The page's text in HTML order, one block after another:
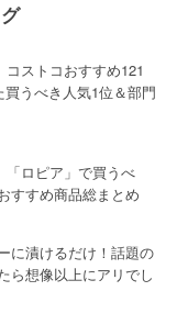
コストコおすすめ121
うべき人気1位＆部門
「ロピア」で買うべ
すすめ商品総まとめ
に漬けるだけ！話題の
ら想像以上にアリでし